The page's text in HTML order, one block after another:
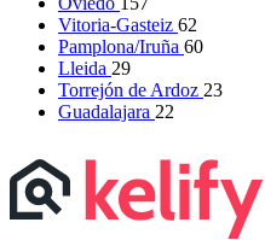
Vitoria-Gasteiz 62
Pamplona/Iruña 60
Lleida 29
Torrejón de Ardoz 23
Guadalajara 22